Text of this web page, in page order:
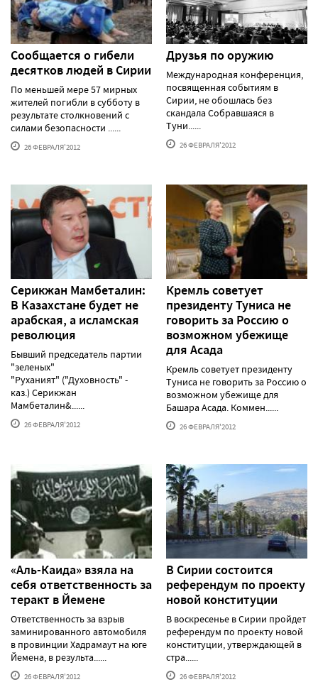
Сообщается о гибели
десятков людей в Сирии
По меньшей мере 57 мирных
жителей погибли в субботу в
результате столкновений с
силами безопасности ......
26 ФЕВРАЛЯ'2012
Друзья по оружию
Международная конференция,
посвященная событиям в
Сирии, не обошлась без
скандала Собравшаяся в
Туни......
26 ФЕВРАЛЯ'2012
Серикжан Мамбеталин:
В Казахстане будет не
арабская, а исламская
революция
Бывший председатель партии
"зеленых"
"Руханият" ("Духовность" -
каз.) Серикжан
Мамбеталин&......
26 ФЕВРАЛЯ'2012
Кремль советует
президенту Туниса не
говорить за Россию о
возможном убежище
для Асада
Кремль советует президенту
Туниса не говорить за Россию о
возможном убежище для
Башара Асада. Коммен......
26 ФЕВРАЛЯ'2012
«Аль-Каида» взяла на
себя ответственность за
теракт в Йемене
Ответственность за взрыв
заминированного автомобиля
в провинции Хадрамаут на юге
Йемена, в результа......
26 ФЕВРАЛЯ'2012
В Сирии состоится
референдум по проекту
новой конституции
В воскресенье в Сирии пройдет
референдум по проекту новой
конституции, утверждающей в
стра......
26 ФЕВРАЛЯ'2012